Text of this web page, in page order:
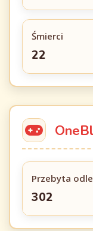
Śmierci
22
Przebyta
302